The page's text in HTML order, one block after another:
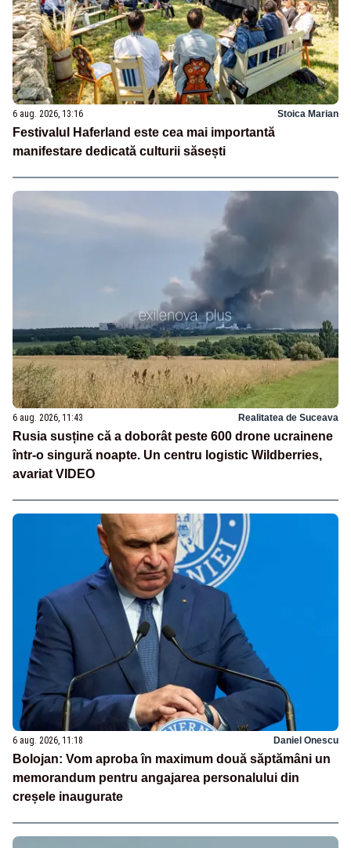
6 aug. 2026, 13:16 Stoica Marian
Festivalul Haferland este cea mai importantă
manifestare dedicată culturii săsești
6 aug. 2026, 11:43 Realitatea de Suceava
Rusia susține că a doborât peste 600 drone ucrainene
într-o singură noapte. Un centru logistic Wildberries,
avariat VIDEO
6 aug. 2026, 11:18 Daniel Onescu
Bolojan: Vom aproba în maximum două săptămâni un
memorandum pentru angajarea personalului din
creșele inaugurate